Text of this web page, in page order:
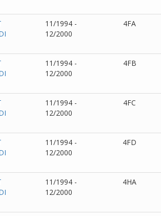
11/1994 -
12/2000
4FA
11/1994 -
12/2000
4FB
11/1994 -
12/2000
4FC
11/1994 -
12/2000
4FD
11/1994 -
12/2000
4HA